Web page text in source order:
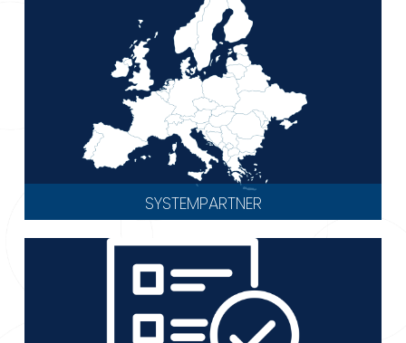
SYSTEMPARTNER